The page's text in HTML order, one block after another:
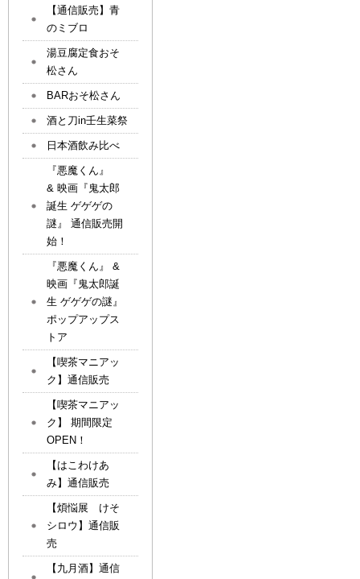
【通信販売】青
のミブロ
湯豆腐定食おそ
松さん
BARおそ松さん
酒と刀in壬生菜祭
日本酒飲み比べ
『悪魔くん』
& 映画『鬼太郎
誕生 ゲゲゲの
謎』 通信販売開
始！
『悪魔くん』 &
映画『鬼太郎誕
生 ゲゲゲの謎』
ポップアップス
トア
【喫茶マニアッ
ク】通信販売
【喫茶マニアッ
ク】 期間限定
OPEN！
【はこわけあ
み】通信販売
【煩悩展 けそ
シロウ】通信販
売
【九月酒】通信